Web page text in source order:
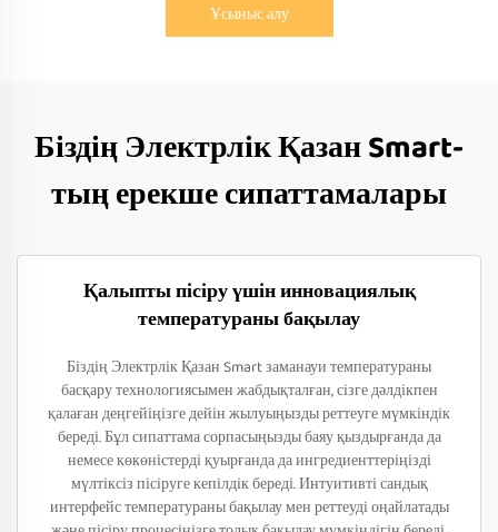
Ұсыныс алу
Біздің Электрлік Қазан Smart-
тың ерекше сипаттамалары
Қалыпты пісіру үшін инновациялық
температураны бақылау
Біздің Электрлік Қазан Smart заманауи температураны
басқару технологиясымен жабдықталған, сізге дәлдікпен
қалаған деңгейіңізге дейін жылуыңызды реттеуге мүмкіндік
береді. Бұл сипаттама сорпасыңызды баяу қыздырғанда да
немесе көкөністерді қуырғанда да ингредиенттеріңізді
мүлтіксіз пісіруге кепілдік береді. Интуитивті сандық
интерфейс температураны бақылау мен реттеуді оңайлатады